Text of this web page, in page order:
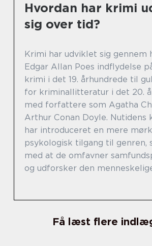
Hvordan har krimi
sig over tid?
Krimi har udviklet sig gennem
Edgar Allan Poes indflydelse
krimi i det 19. århundrede til
for kriminallitteratur i det 20.
med forfattere som Agatha
Arthur Conan Doyle. Nutidens
har introduceret en mere
psykologisk tilgang til genren,
med at de omfavner
og udforsker den
Få læst flere